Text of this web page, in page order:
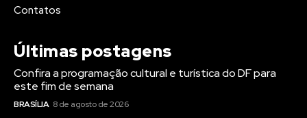
Contatos
Últimas postagens
Confira a programação cultural e turística do DF para
este fim de semana
BRASÍLIA 8 de agosto de 2026